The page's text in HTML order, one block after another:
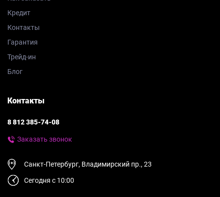
Кредит
Контакты
Гарантия
Трейд-ин
Блог
Контакты
8 812 385-74-08
Заказать звонок
Санкт-Петербург, Владимирский пр., 23
Сегодня с 10:00